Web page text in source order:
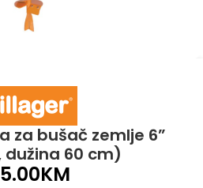
za bušač zemlje 6”
dužina 60 cm)
KM